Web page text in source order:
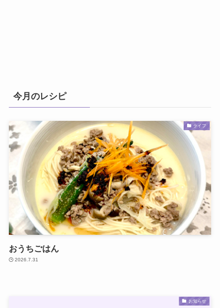
今月のレシピ
ライフ
おうちごはん
2026.7.31
お知らせ